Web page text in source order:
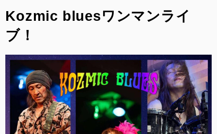
Kozmic bluesワンマンライ
ブ！